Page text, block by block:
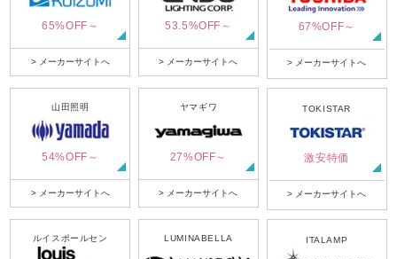
65%OFF～
> メーカーサイトへ
53.5%OFF～
> メーカーサイトへ
67%OFF～
> メーカーサイトへ
山田照明
54%OFF～
> メーカーサイトへ
ヤマギワ
27%OFF～
> メーカーサイトへ
TOKISTAR
激安特価
> メーカーサイトへ
ルイスポールセン LUMINABELLA ITALAMP